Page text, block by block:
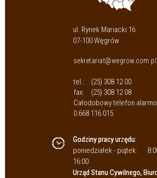
ul. Rynek Mariacki 16
07-100 Węgrów
sekretariat@wegrow.com.pl
tel.:
(25) 308 12 00
fax:
(25) 308 12 08
Całodobowy telefon
0 668 116 015
Godziny pracy urzędu:
poniedziałek - piątek:
16:00
Urząd Stanu Cywilnego,